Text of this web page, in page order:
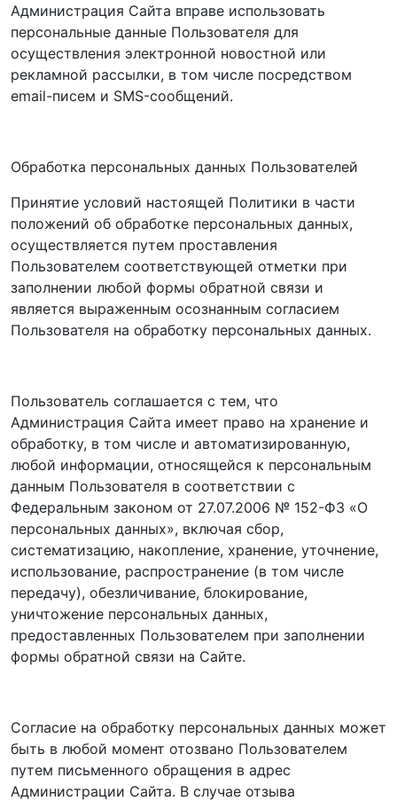
Администрация Сайта вправе использовать
персональные данные Пользователя для
осуществления электронной новостной или
рекламной рассылки, в том числе посредством
email-писем и SMS-сообщений.
Обработка персональных данных Пользователей
Принятие условий настоящей Политики в части
положений об обработке персональных данных,
осуществляется путем проставления
Пользователем соответствующей отметки при
заполнении любой формы обратной связи и
является выраженным осознанным согласием
Пользователя на обработку персональных данных.
Пользователь соглашается с тем, что
Администрация Сайта имеет право на хранение и
обработку, в том числе и автоматизированную,
любой информации, относящейся к персональным
данным Пользователя в соответствии с
Федеральным законом от 27.07.2006 № 152-ФЗ «О
персональных данных», включая сбор,
систематизацию, накопление, хранение, уточнение,
использование, распространение (в том числе
передачу), обезличивание, блокирование,
уничтожение персональных данных,
предоставленных Пользователем при заполнении
формы обратной связи на Сайте.
Согласие на обработку персональных данных может
быть в любой момент отозвано Пользователем
путем письменного обращения в адрес
Администрации Сайта. В случае отзыва